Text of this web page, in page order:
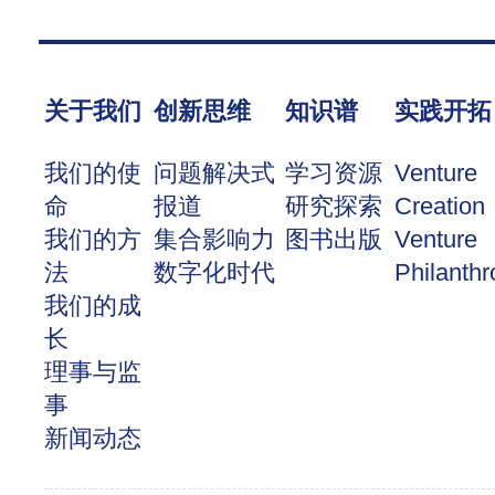
关于我们
我们的使
命
我们的方
法
我们的成
长
理事与监
事
新闻动态
创新思维
问题解决式
报道
集合影响力
数字化时代
知识谱
学习资源
研究探索
图书出版
实践开拓
Venture
Creation
Venture